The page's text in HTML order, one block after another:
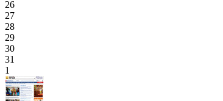
26
27
28
29
30
31
1